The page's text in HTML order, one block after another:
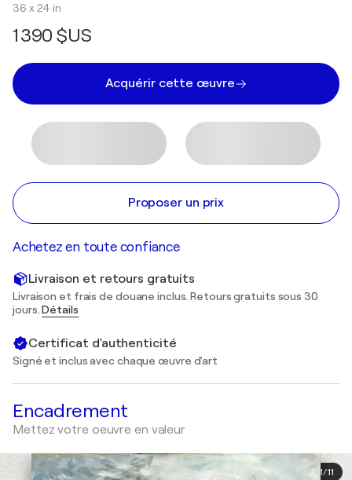
36 x 24 in
1 390 $US
Acquérir cette œuvre
Proposer un prix
Achetez en toute confiance
Livraison et retours gratuits
Livraison et frais de douane inclus. Retours gratuits sous 30
jours.Détails
Certificat d'authenticité
Signé et inclus avec chaque œuvre d'art
Encadrement
Mettez votre oeuvre en valeur
1/11